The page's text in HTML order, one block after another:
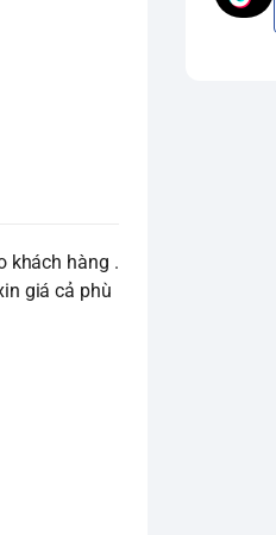
khách hàng .
giá cả phù